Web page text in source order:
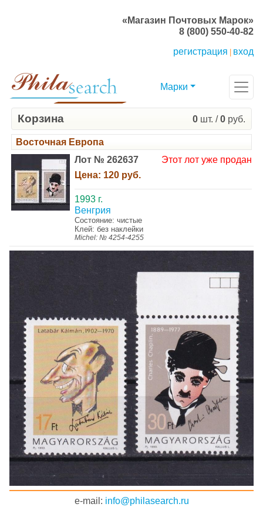
«Магазин Почтовых Марок»
8 (800) 550-40-82
регистрация
вход
Марки
Корзина 0 шт. /0 руб.
Восточная Европа
Лот № 262637
Цена: 120 руб.
Этот лот уже продан
1993 г.
Венгрия
Состояние: чистые
Клей: без наклейки
Michel: № 4254-4255
e-mail: info@philasearch.ru